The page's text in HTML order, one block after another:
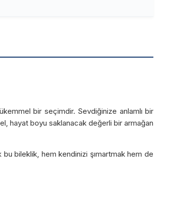
bir seçimdir. Sevdiğinize anlamlı bir
hayat boyu saklanacak değerli bir armağan
bu bileklik, hem kendinizi şımartmak hem de